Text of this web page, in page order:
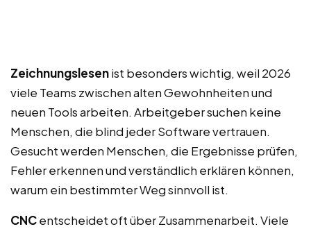
Zeichnungslesenist besonders wichtig, weil 2026
viele Teams zwischen alten Gewohnheiten und
neuen Tools arbeiten. Arbeitgeber suchen keine
Menschen, die blind jeder Software vertrauen.
Gesucht werden Menschen, die Ergebnisse prüfen,
Fehler erkennen und verständlich erklären können,
warum ein bestimmter Weg sinnvoll ist.
CNCentscheidet oft über Zusammenarbeit. Viele